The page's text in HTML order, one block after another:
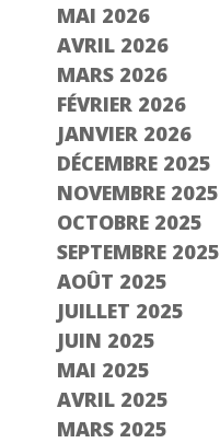
MAI 2026
AVRIL 2026
MARS 2026
FÉVRIER 2026
JANVIER 2026
DÉCEMBRE 2025
NOVEMBRE 2025
OCTOBRE 2025
SEPTEMBRE 2025
AOÛT 2025
JUILLET 2025
JUIN 2025
MAI 2025
AVRIL 2025
MARS 2025